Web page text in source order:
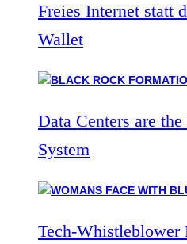
Freies Internet statt
Wallet
Data Centers are
System
Tech-